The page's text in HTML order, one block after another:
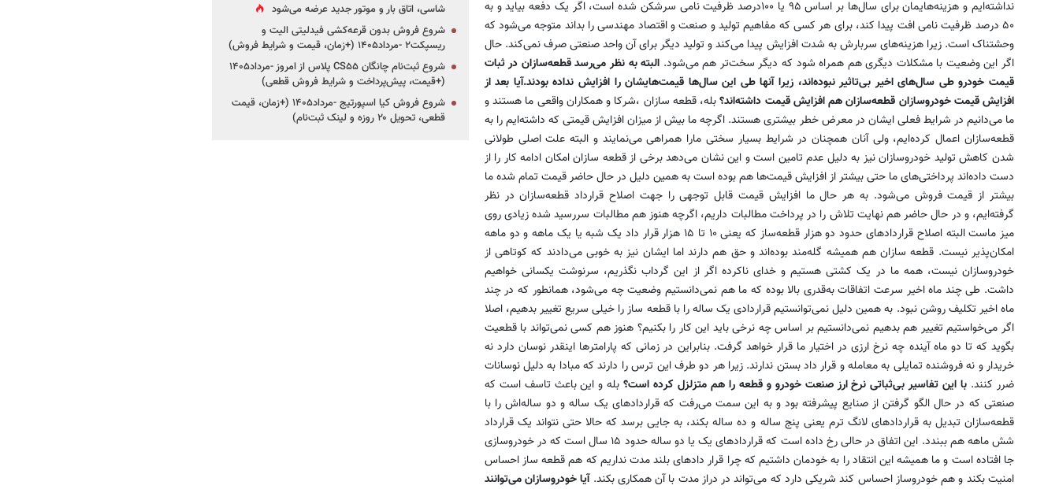
نداشته‌ایم و هزینه‌هایمان برای سال‌ها بر اساس ۹۵ یا ۱۰۰درصد ظرفیت نامی سرشکن شده است، اگر یک دفعه بیاید و به
۵۰ درصد ظرفیت نامی افت پیدا کند، برای هر کسی که مفاهیم تولید و صنعت و اقتصاد مهندسی را بداند متوجه می‌شود که
وحشتناک است. زیرا هزینه‌های سربارش به شدت افزایش پیدا می‌کند و تولید دیگر برای آن واحد صنعتی صرف نمی‌کند. حال
اگر این وضعیت با مشکلات دیگری هم همراه شود که دیگر سخت‌تر هم می‌شود. البته به نظر می‌رسد قطعه‌سازان در ثبات
قیمت خودرو طی سال‌های اخیر بی‌تاثیر نبوده‌اند، زیرا آنها طی این سال‌ها قیمت‌هایشان را افزایش نداده بودند.آیا بعد از
افزایش قیمت خودروسازان قطعه‌سازان هم افزایش قیمت داشته‌اند؟بله، قطعه سازان ،شرکا و همکاران واقعی ما هستند و
ما می‌دانیم در شرایط فعلی ایشان در معرض خطر بیشتری هستند. اگرچه ما بیش از میزان افزایش قیمتی که داشته‌ایم را به
قطعه‌سازان اعمال كرده‌ایم، ولی آنان همچنان در شرایط بسیار سختی مارا همراهی می‌نمایند و البته علت اصلی طولانی
شدن کاهش تولید خودروسازان نیز به دلیل عدم تامین است و این نشان می‌دهد برخی از قطعه سازان امکان ادامه کار را از
دست داده‌اند پرداختی‌های ما حتی بیشتر از افزایش قیمت‌ها هم بوده است به همین دلیل در حال حاضر قیمت تمام شده ما
بیشتر از قیمت فروش می‌شود. به هر حال ما افزایش قیمت قابل توجهی را جهت اصلاح قرارداد قطعه‌سازان در نظر
گرفته‌ایم، و در حال حاضر هم نهایت تلاش را در پرداخت مطالبات داریم، اگرچه هنوز هم مطالبات سررسید شده زیادی روی
میز ماست البته اصلاح قرارداد‌های حدود دو هزار قطعه‌ساز که یعنی ۱۰ تا ۱۵ هزار قرار داد یک شبه یا یک ماهه و دو ماهه
امکان‌پذیر نیست. قطعه سازان هم همیشه گله‌مند بوده‌اند و حق هم دارند اما ایشان نیز به خوبی می‌دادند که کوتاهی از
خودروسازان نیست، همه ما در یک کشتی هستیم و خدای ناکرده اگر از این گرداب نگذریم، سرنوشت یکسانی خواهیم
داشت. طی چند ماه اخیر سرعت اتفاقات به‌قدری بالا بوده که ما هم نمی‌دانستیم وضعیت چه می‌شود، همانطور که در چند
ماه اخیر تکلیف روشن نبود. به همین دلیل نمی‌توانستیم قراردادی یک ساله را با قطعه ساز را خیلی سریع تغییر بدهیم، اصلا
اگر می‌خواستیم تغییر هم بدهیم نمی‌دانستیم بر اساس چه نرخی باید این کار را بکنیم؟ هنوز هم کسی نمی‌تواند با قطعیت
بگوید که تا دو ماه آینده چه نرخ ارزی در اختیار ما قرار خواهد گرفت. بنابراین در زمانی که پارامتر‌ها اینقدر نوسان دارد نه
خریدار و نه فروشنده تمایلی به معامله و قرار داد بستن ندارند. زیرا هر دو طرف این ترس را دارند که مبادا به دلیل نوسانات
ضرر کنند. با این تفاسیر بی‌ثباتی نرخ ارز صنعت خودرو و قطعه را هم متزلزل کرده است؟بله و این باعث تاسف است که
صنعتی که در حال الگو گرفتن از صنایع پیشرفته بود و به این سمت می‌رفت که قراردادهای یک ساله و دو ساله‌اش را با
قطعه‌سازان تبدیل به قراردادهای لانگ ترم یعنی پنج ساله و ده ساله بکند، به جایی برسد که حالا حتی نتواند یک قرارداد
شش ماهه هم ببندد. این اتفاق در حالی رخ داده است که قراردادهای یک یا دو ساله حدود ۱۵ سال است که در خودروسازی
جا افتاده است و ما همیشه این انتقاد را به خودمان داشتیم که چرا قرار دادهای بلند مدت نداریم که هم قطعه ساز احساس
امنیت بکند و هم خودروساز احساس کند شریکی دارد که می‌تواند در دراز مدت با آن همکاری بکند.آیا خودروسازان می‌توانند
شاسی، اتاق بار و موتور جدید عرضه می‌شود
شروع فروش بدون قرعه‌کشی فیدلیتی الیت و
ریسپکت۲ -مرداد۱۴۰۵ (+زمان، قیمت و شرایط فروش)
شروع ثبت‌نام چانگان CS۵۵ پلاس از امروز -مرداد۱۴۰۵
(+قیمت، پیش‌پرداخت و شرایط فروش قطعی)
شروع فروش کیا اسپورتیج -مرداد۱۴۰۵ (+زمان، قیمت
قطعی، تحویل ۲۰ روزه و لینک ثبت‌نام)